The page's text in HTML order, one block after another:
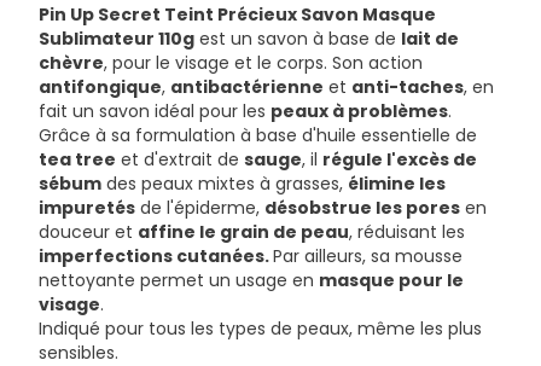
Pin Up Secret Teint Précieux Savon Masque
Sublimateur 110g est un savon à base de lait de
chèvre, pour le visage et le corps. Son action
antifongique, antibactérienne et anti-taches, en
fait un savon idéal pour les peaux à problèmes.
Grâce à sa formulation à base d'huile essentielle de
tea tree et d'extrait de sauge, il régule l'excès de
sébum des peaux mixtes à grasses, élimine les
impuretés de l'épiderme, désobstrue les pores en
douceur et affine le grain de peau, réduisant les
imperfections cutanées.Par ailleurs, sa mousse
nettoyante permet un usage en masque pour le
visage.
Indiqué pour tous les types de peaux, même les plus
sensibles.